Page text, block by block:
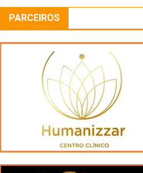
PARCEIROS